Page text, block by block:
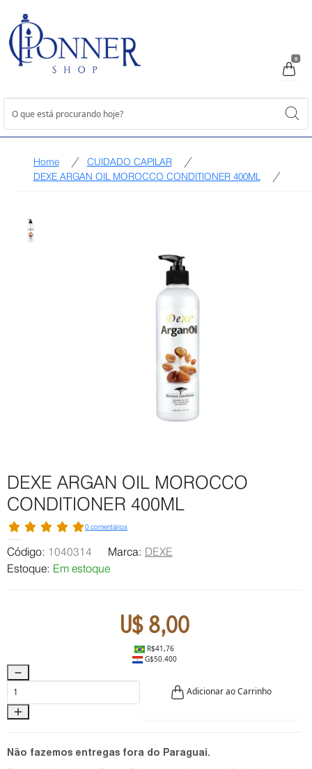
0
Home
CUIDADO CAPILAR
DEXE ARGAN OIL MOROCCO CONDITIONER 400ML
DEXE ARGAN OIL MOROCCO
CONDITIONER 400ML
0 comentários
Código: 1040314 Marca: DEXE
Estoque: Em estoque
U$ 8,00
R$41,76
G$50.400
Adicionar ao Carrinho
Não fazemos entregas fora do Paraguai.